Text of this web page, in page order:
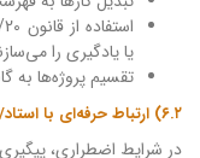
یا یادگیری را
تقسیم پروژه‌ها به گام‌های ۳۰ تا ۶۰ دقیقه‌ای (نه
۶.۲) ارتباط حرفه‌ای با استاد/دانشگاه
در شرایط اضطراری،